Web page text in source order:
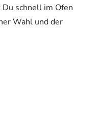
schnell im Ofen
Wahl und der